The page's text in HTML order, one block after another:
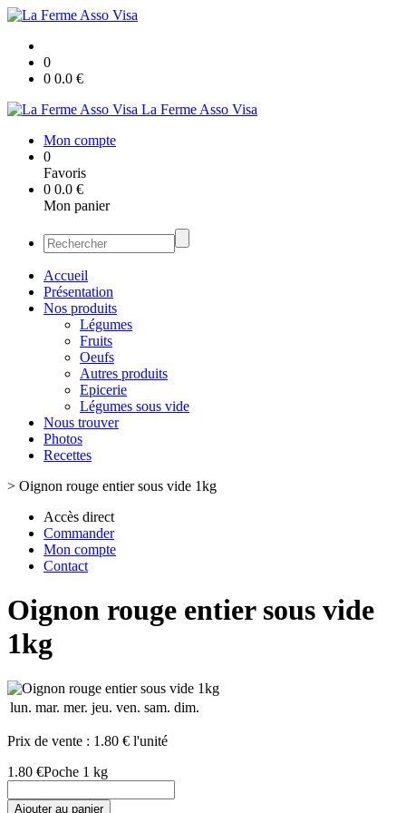
0
0 0.0 €
La Ferme Asso Visa
Mon compte
0
Favoris
0 0.0 €
Mon panier
Accueil
Présentation
Nos produits
Légumes
Fruits
Oeufs
Autres produits
Epicerie
Légumes sous vide
Nous trouver
Photos
Recettes
> Oignon rouge entier sous vide 1kg
Accès direct
Commander
Mon compte
Contact
Oignon rouge entier sous vide
1kg
lun. mar. mer. jeu. ven. sam. dim.
Prix de vente : 1.80 € l'unité
1.80 €Poche 1 kg
Ajouter au panier